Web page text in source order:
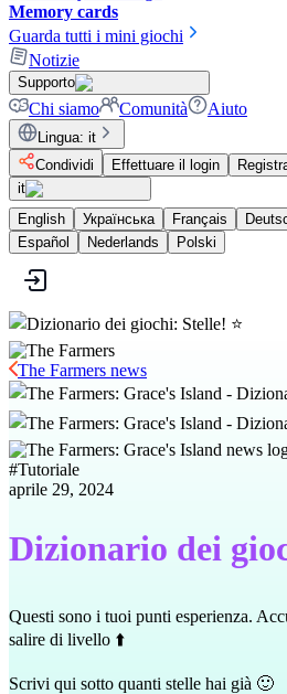
Memory cards
Guarda tutti i mini giochi
Notizie
Supporto
Chi siamo Comunità Aiuto
Lingua: it
Condividi
Effettuare il login
it
English
Українська Français
Español
Nederlands Polski
The Farmers news
#Tutoriale
aprile 29, 2024
Dizionario dei
Questi sono i tuoi punti esperienza.
salire di livello ⬆️
Scrivi qui sotto quanti stelle hai già 🙂